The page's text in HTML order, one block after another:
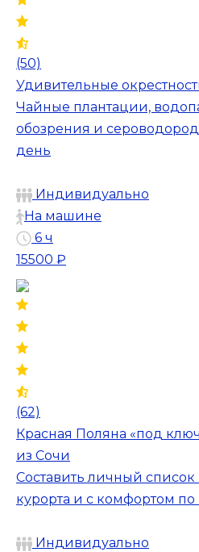
(50)
Удивительные
Чайные плантации,
обозрения и
день
Индивидуально
На машине
6 ч
15500 ₽
(62)
Красная Поляна «под
из Сочи
Составить личный список
курорта и с комфортом по
Индивидуально